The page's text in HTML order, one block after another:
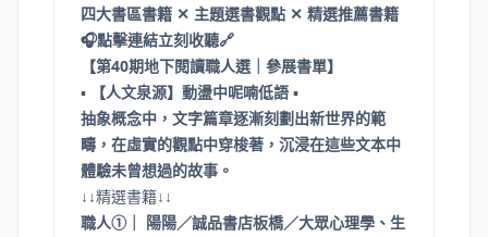
四大書區書籍 ✕ 主題選書觀點 ✕ 精選推薦書籍
🎧點擊連結立刻收聽🔗
【第40期地下閱讀職人選｜參展書單】
▪
【人文泉源】動盪中呢喃低語 ▪
抽象概念中，文字篇章逐漸刻劃出新世界的範
疇，在虛實的觀點中穿梭著，沉浸在這些文本中
體驗未曾想過的故事。
↓↓精選書籍↓↓
職人①｜ 陽陽／誠品書店板橋／大眾心理學、生